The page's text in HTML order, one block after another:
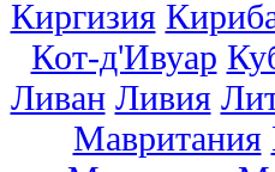
Киргизия
Кот-д'Ивуар
Ливан Ливия
Мавритания